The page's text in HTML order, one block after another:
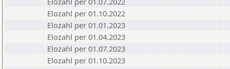
Elozahl per 01.10.2022
Elozahl per 01.01.2023
Elozahl per 01.04.2023
Elozahl per 01.07.2023
Elozahl per 01.10.2023